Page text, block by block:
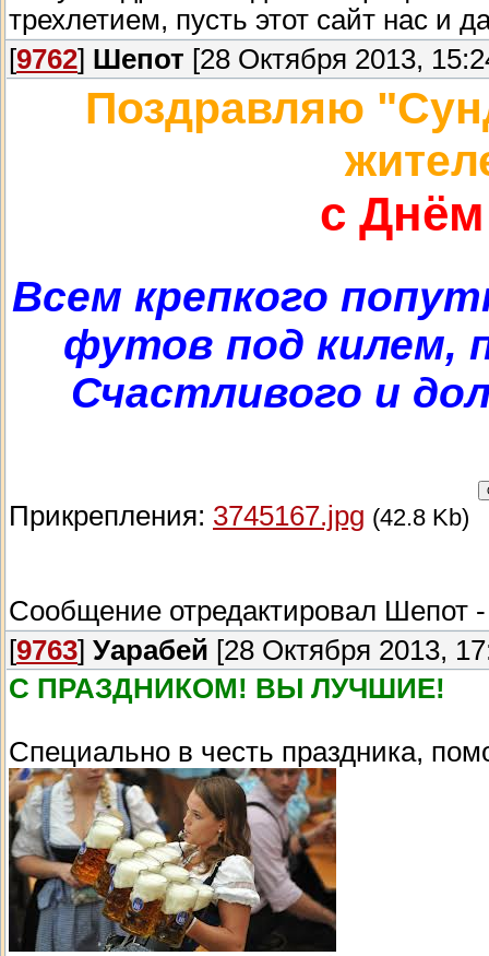
трехлетием, пусть этот сайт нас и
[9762] Шепот [28 Октября 2013,
Поздравляю
с
Всем крепкого
футов под
Счастливого и
Прикрепления: 3745167.jpg (42.8 Kb)
Сообщение отредактировал Шепот
[9763] Уарабей [28 Октября 2013,
С ПРАЗДНИКОМ! ВЫ ЛУЧШИЕ!
Специально в честь праздника,